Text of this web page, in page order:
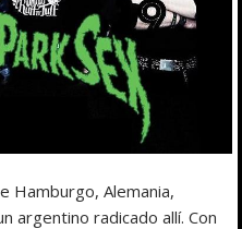
Hamburgo, Alemania,
argentino radicado allí. Con